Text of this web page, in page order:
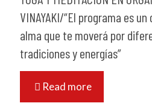
VINAYAKI/“El programa es
alma que te moverá por
tradiciones y energías”
Read more